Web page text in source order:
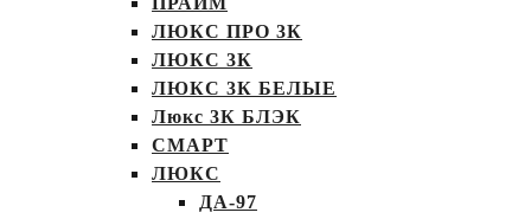
ЛЮКС ПРО 3К
ЛЮКС 3К
ЛЮКС 3К БЕЛЫЕ
Люкс 3К БЛЭК
СМАРТ
ЛЮКС
ДА-97